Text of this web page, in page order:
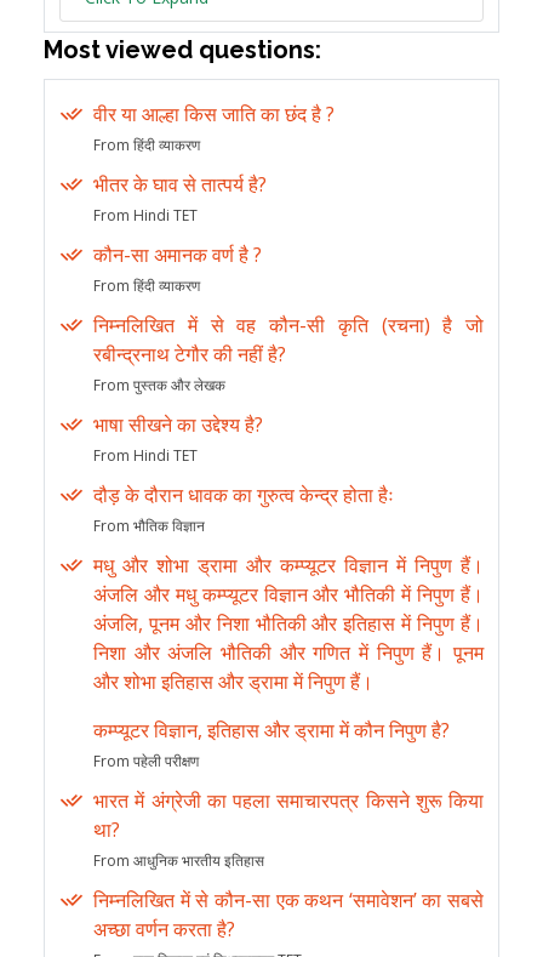
Most viewed questions:
वीर या आल्हा किस जाति का छंद है ?
From हिंदी व्याकरण
भीतर के घाव से तात्पर्य है?
From Hindi TET
कौन-सा अमानक वर्ण है ?
From हिंदी व्याकरण
निम्नलिखित में से वह कौन-सी कृति (रचना) है जो
रबीन्द्रनाथ टेगौर की नहीं है?
From पुस्तक और लेखक
भाषा सीखने का उद्देश्य है?
From Hindi TET
दौड़ के दौरान धावक का गुरुत्व केन्द्र होता हैः
From भौतिक विज्ञान
मधु और शोभा ड्रामा और कम्प्यूटर विज्ञान में निपुण हैं।
अंजलि और मधु कम्प्यूटर विज्ञान और भौतिकी में निपुण हैं।
अंजलि, पूनम और निशा भौतिकी और इतिहास में निपुण हैं।
निशा और अंजलि भौतिकी और गणित में निपुण हैं। पूनम
और शोभा इतिहास और ड्रामा में निपुण हैं।
कम्प्यूटर विज्ञान, इतिहास और ड्रामा में कौन निपुण है?
From पहेली परीक्षण
भारत में अंग्रेजी का पहला समाचारपत्र किसने शुरू किया
था?
From आधुनिक भारतीय इतिहास
निम्नलिखित में से कौन-सा एक कथन ‘समावेशन’ का सबसे
अच्छा वर्णन करता है?